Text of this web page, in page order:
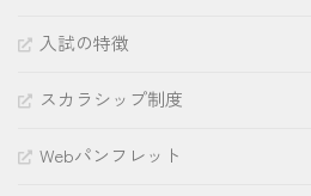
入試の特徴
スカラシップ制度
Webパンフレット